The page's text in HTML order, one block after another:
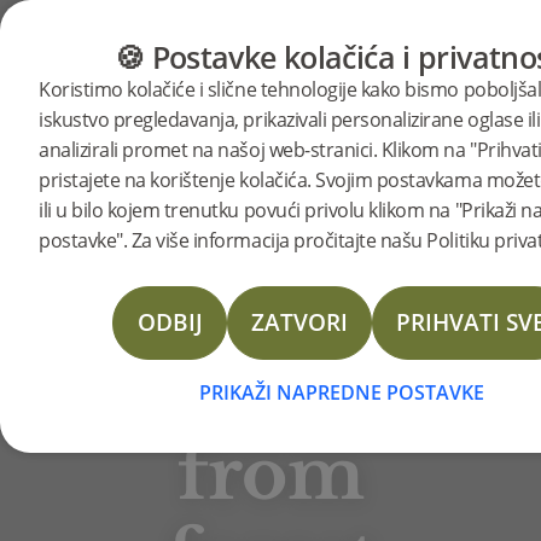
KATEGORIJE VODIČ ZA PODOVE
🍪 Postavke kolačića i
Koristimo kolačiće i slične tehnologije kako bismo
iskustvo pregledavanja, prikazivali personalizirane oglase
analizirali promet na našoj web-stranici. Klikom na
pristajete na korištenje kolačića. Svojim postavkama
ili u bilo kojem trenutku povući privolu klikom na "Prikaži
postavke". Za više informacija pročitajte našu Politiku
ODBIJ ZATVORI PRIHVATI
PRIKAŽI NAPREDNE POSTAVKE
BJELIN STORIES
The
path
of
from
Wood is highly in demand,
but do we really have enough
the wants and needs of
everyone? The owners of
Bjelin analyzed this question
concluded that no; especially
the slow growing oak trees